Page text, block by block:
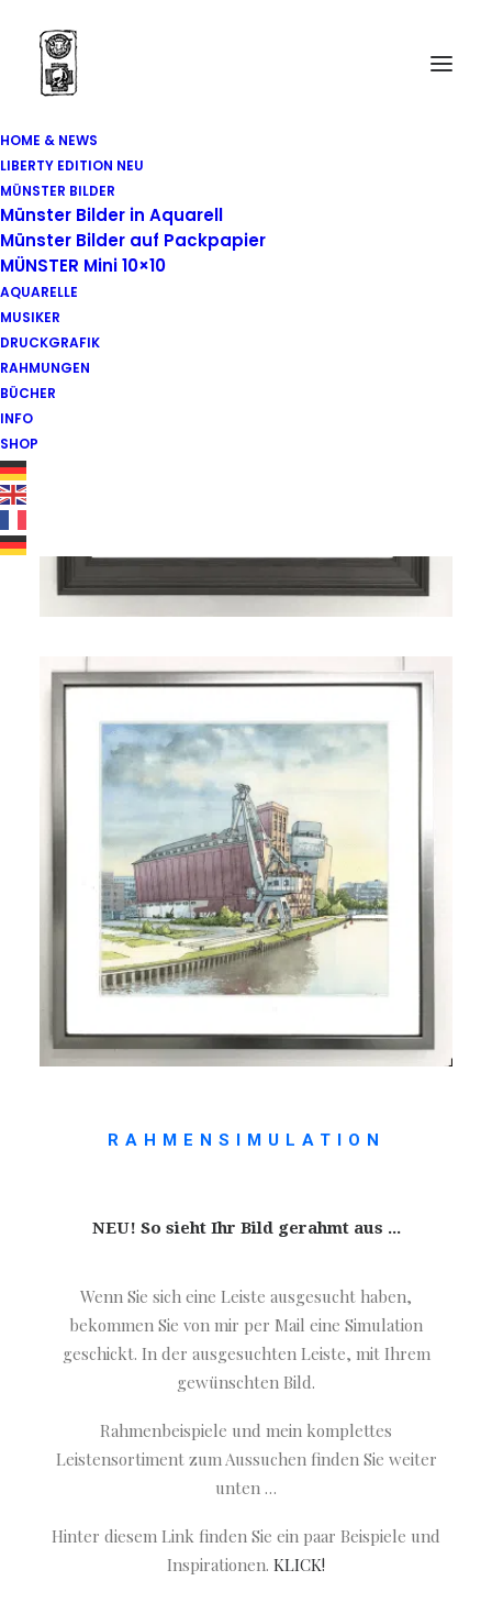
HOME & NEWS
LIBERTY EDITION NEU
MÜNSTER BILDER
Münster Bilder in Aquarell
Münster Bilder auf Packpapier
MÜNSTER Mini 10×10
AQUARELLE
MUSIKER
DRUCKGRAFIK
RAHMUNGEN
BÜCHER
INFO
SHOP
RAHMENSIMULATION
NEU! So sieht Ihr Bild gerahmt aus ...
Wenn Sie sich eine Leiste ausgesucht haben,
bekommen Sie von mir per Mail eine Simulation
geschickt. In der ausgesuchten Leiste, mit Ihrem
gewünschten Bild.
Rahmenbeispiele und mein komplettes
Leistensortiment zum Aussuchen finden Sie weiter
unten …
Hinter diesem Link finden Sie ein paar Beispiele und
Inspirationen. KLICK!